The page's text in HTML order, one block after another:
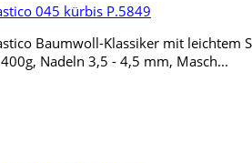
045 kürbis P.5849
Baumwoll-Klassiker mit
Nadeln 3,5 - 4,5 mm, Masch...